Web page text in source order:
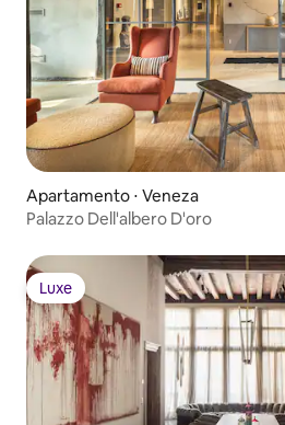
Apartamento ⋅ Veneza
Palazzo Dell'albero D'oro
Luxe
Luxe